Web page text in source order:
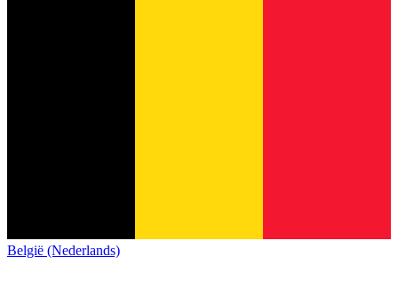
België (Nederlands)